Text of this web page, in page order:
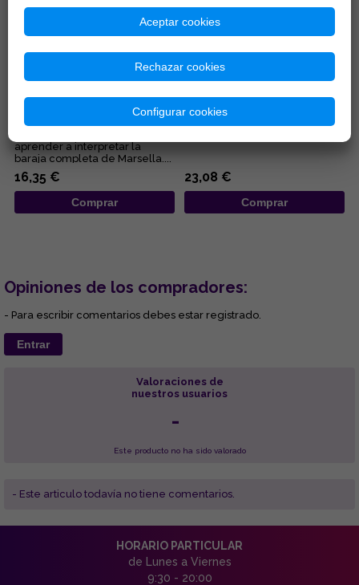
aprender a interpretar la
baraja completa de Marsella....
16,35 €
Comprar
SIMBOLOGÍA DINÁMICA Y
CLAVES SECRETAS MÁGICAS
23,08 €
Comprar
Opiniones de los compradores:
- Para escribir comentarios debes estar registrado.
Entrar
Valoraciones de
nuestros usuarios
-
Este producto no ha sido valorado
- Este articulo todavía no tiene comentarios.
HORARIO PARTICULAR
de Lunes a Viernes
9:30 - 20:00
Aceptar cookies
Rechazar cookies
Configurar cookies